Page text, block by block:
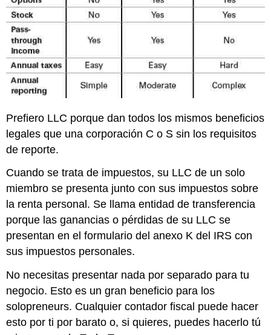
Prefiero LLC porque dan todos los mismos beneficios
legales que una corporación C o S sin los requisitos
de reporte.
Cuando se trata de impuestos, su LLC de un solo
miembro se presenta junto con sus impuestos sobre
la renta personal. Se llama entidad de transferencia
porque las ganancias o pérdidas de su LLC se
presentan en el formulario del anexo K del IRS con
sus impuestos personales.
No necesitas presentar nada por separado para tu
negocio. Esto es un gran beneficio para los
solopreneurs. Cualquier contador fiscal puede hacer
esto por ti por barato o, si quieres, puedes hacerlo tú